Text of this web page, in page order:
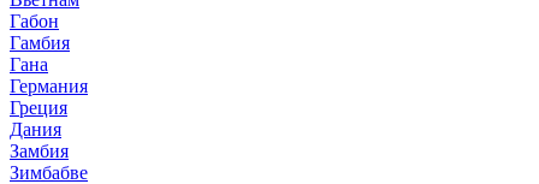
Габон
Гамбия
Гана
Германия
Греция
Дания
Замбия
Зимбабве